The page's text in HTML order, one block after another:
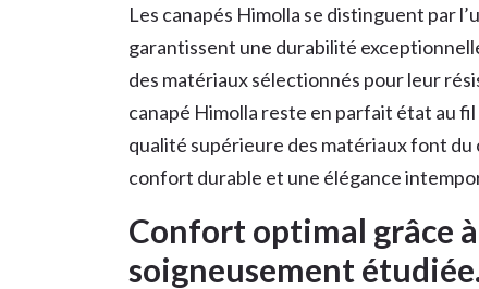
Les canapés Himolla se distinguent par
garantissent une durabilité
des matériaux sélectionnés pour leur
canapé Himolla reste en parfait état au
qualité supérieure des matériaux font
confort durable et une élégance
Confort optimal grâce
soigneusement